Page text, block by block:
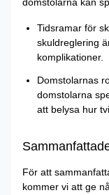
Tidsramar för
skuldreglering
komplikationer.
Domstolarnas
domstolarna
att belysa hur
För att
kommer vi att ge